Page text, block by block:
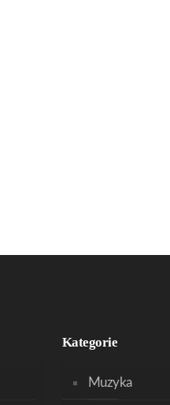
Kategorie
Muzyka